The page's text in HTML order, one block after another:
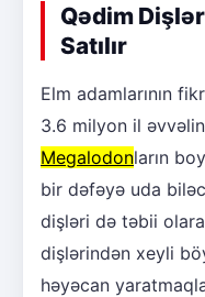
Qədim
Satılır
Elm adamlarının
3.6 milyon il
Megalodonların
bir dəfəyə uda
dişləri də təbii
dişlərindən xeyli
həyəcan